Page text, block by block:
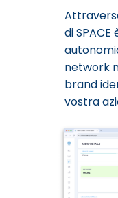
di
network
brand
vostra